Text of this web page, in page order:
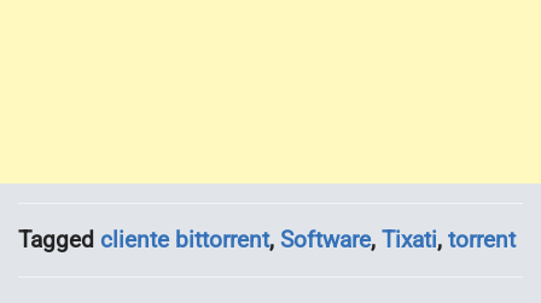
Tagged cliente bittorrent, Software, Tixati, torrent